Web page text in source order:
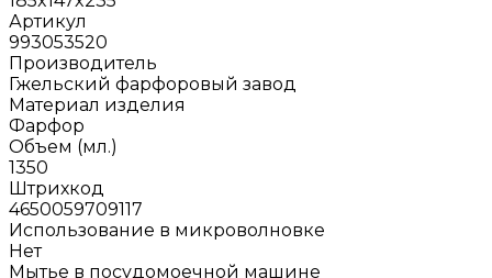
Артикул
993053520
Производитель
Гжельский фарфоровый завод
Материал изделия
Фарфор
Объем (мл.)
1350
Штрихкод
4650059709117
Использование в микроволновке
Нет
Мытье в посудомоечной машине